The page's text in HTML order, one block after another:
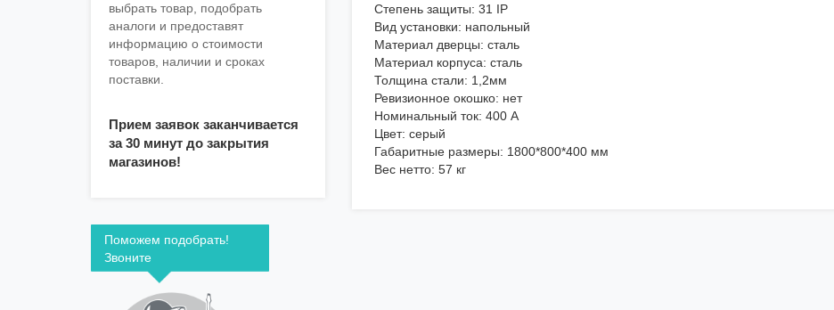
выбрать товар, подобрать
аналоги и предоставят
информацию о стоимости
товаров, наличии и сроках
поставки.
Прием заявок заканчивается
за 30 минут до закрытия
магазинов!
Поможем подобрать!
Звоните
Степень защиты: 31 IP
Вид установки: напольный
Материал дверцы: сталь
Материал корпуса: сталь
Толщина стали: 1,2мм
Ревизионное окошко: нет
Номинальный ток: 400 А
Цвет: серый
Габаритные размеры: 1800*800*400 мм
Вес нетто: 57 кг